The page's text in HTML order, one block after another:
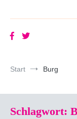
Start Burg
Schlagwort: